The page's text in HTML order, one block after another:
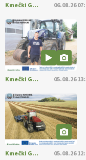
EKOloško
FREŠER
Kmečki Glas 06.08.26
Kmečki Glas 05.08.26
Kmečki Glas 05.08.26